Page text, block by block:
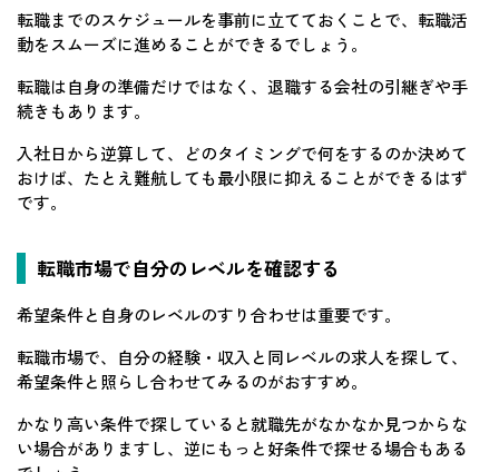
転職までのスケジュールを事前に立てておくことで、転職活
動をスムーズに進めることができるでしょう。
転職は自身の準備だけではなく、退職する会社の引継ぎや手
続きもあります。
入社日から逆算して、どのタイミングで何をするのか決めて
おけば、たとえ難航しても最小限に抑えることができるはず
です。
転職市場で自分のレベルを確認する
希望条件と自身のレベルのすり合わせは重要です。
転職市場で、自分の経験・収入と同レベルの求人を探して、
希望条件と照らし合わせてみるのがおすすめ。
かなり高い条件で探していると就職先がなかなか見つからな
い場合がありますし、逆にもっと好条件で探せる場合もある